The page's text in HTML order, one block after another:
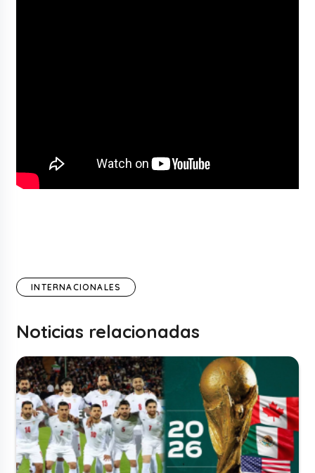
INTERNACIONALES
Noticias relacionadas